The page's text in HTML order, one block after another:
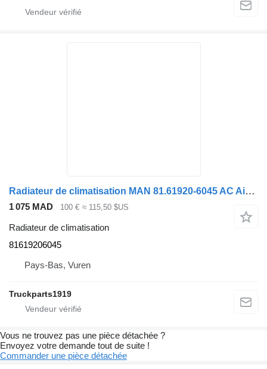
Radiateur de climatisation MAN 81.61920-6045 AC Airco condensor TGX 81619206045 pour camion
1 075 MAD 100 € ≈ 115,50 $US
Radiateur de climatisation
81619206045
Pays-Bas, Vuren
Truckparts1919
Vous ne trouvez pas une pièce détachée ?
Envoyez votre demande tout de suite !
Commander une pièce détachée